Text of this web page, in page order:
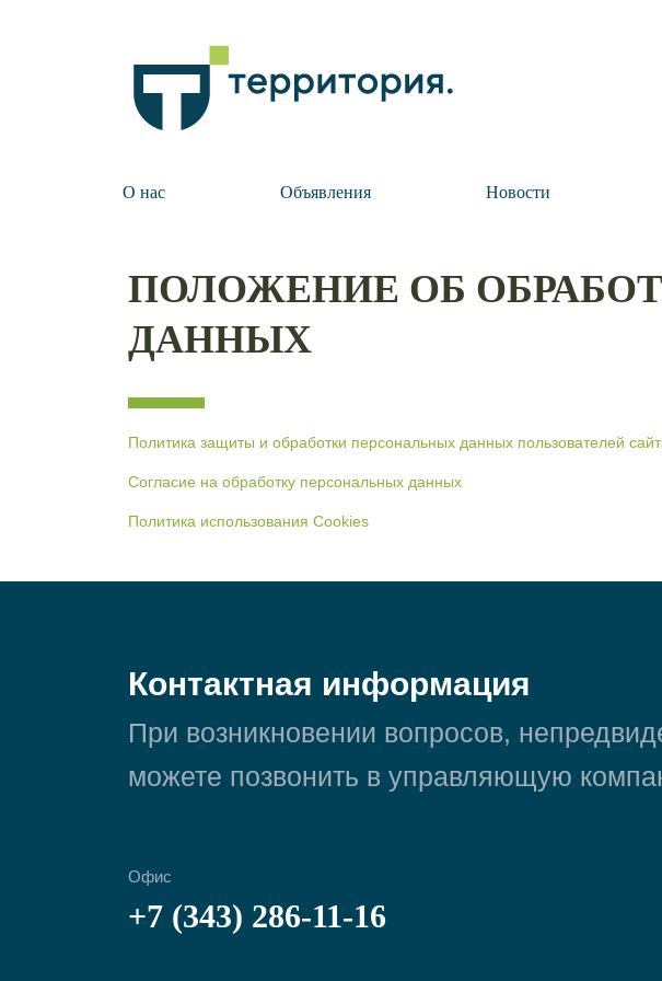
О нас Объявления Новости
ПОЛОЖЕНИЕ ОБ
ДАННЫХ
Политика защиты и обработки персональных данных пользователей
Согласие на обработку персональных данных
Политика использования Cookies
Контактная информация
При возникновении вопросов,
можете позвонить в управляющую
Офис
+7 (343) 286-11-16